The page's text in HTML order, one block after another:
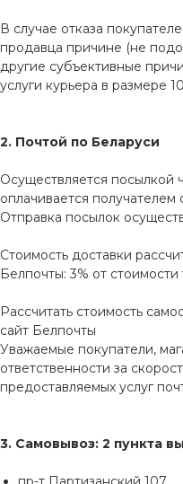
В случае отказа
продавца причине (не
другие субъективные
услуги курьера в размере
2. Почтой по Беларуси
Осуществляется посылкой
оплачивается
Отправка посылок
Стоимость доставки
Белпочты: 3% от стоимости
Рассчитать стоимость
сайт Белпочты
Уважаемые покупатели,
ответственности за
предоставляемых услуг
3. Самовывоз: 2 пункта